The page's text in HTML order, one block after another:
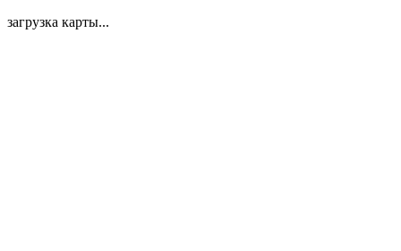
загрузка карты...